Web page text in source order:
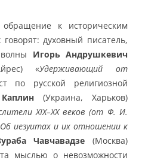
к историческим
духовный писатель,
Игорь Андрушкевич
«Удерживающий от
по русской религиозной
(Украина, Харьков)
ХIХ–ХХ веков (от Ф. И.
иезуитах и их отношении к
Чавчавадзе (Москва)
мыслью о невозможности